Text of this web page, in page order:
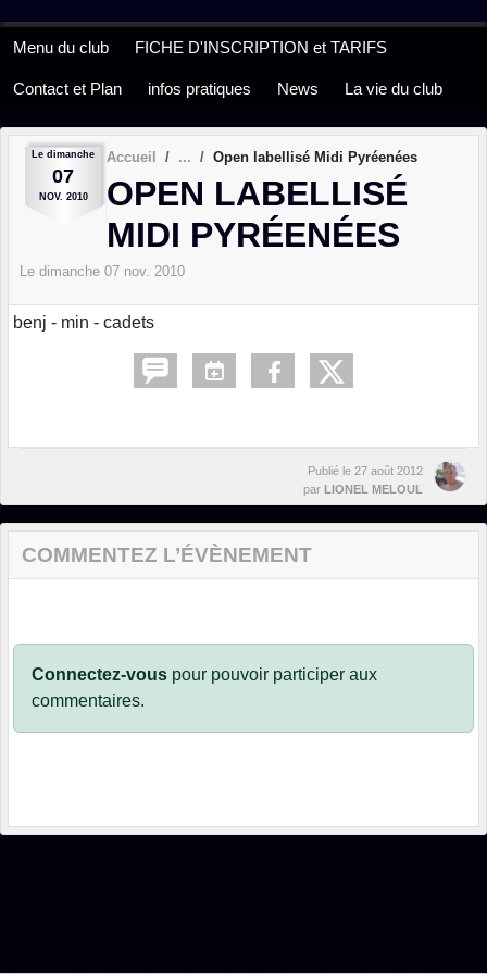
Menu du club FICHE D'INSCRIPTION et TARIFS
Contact et Plan infos pratiques News La vie du club
Le dimanche
07
NOV. 2010
Accueil Open labellisé Midi Pyréenées
OPEN LABELLISÉ
MIDI PYRÉENÉES
Le dimanche 07 nov. 2010
benj - min - cadets
Publié le 27 août 2012
par LIONEL MELOUL
COMMENTEZ L’ÉVÈNEMENT
Connectez-vous pour pouvoir participer aux
commentaires.